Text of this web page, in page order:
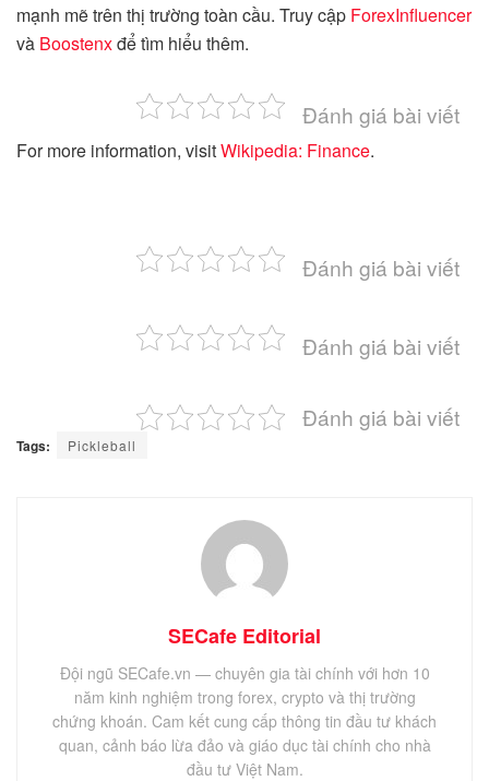
mạnh mẽ trên thị trường toàn cầu. Truy cập ForexInfluencer
và Boostenxđể tìm hiểu thêm.
Đánh giá bài viết
For more information, visitWikipedia: Finance.
Đánh giá bài viết
Đánh giá bài viết
Đánh giá bài viết
Tags: Pickleball
SECafe Editorial
Đội ngũ SECafe.vn — chuyên gia tài chính với hơn 10
năm kinh nghiệm trong forex, crypto và thị trường
chứng khoán. Cam kết cung cấp thông tin đầu tư khách
quan, cảnh báo lừa đảo và giáo dục tài chính cho nhà
đầu tư Việt Nam.